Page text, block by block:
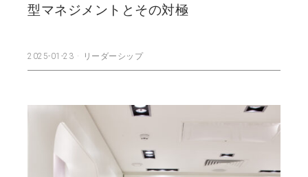
型マネジメントとその対極
2025-01-23 リーダーシップ